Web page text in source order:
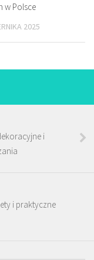
w Polsce
2025
i
i praktyczne